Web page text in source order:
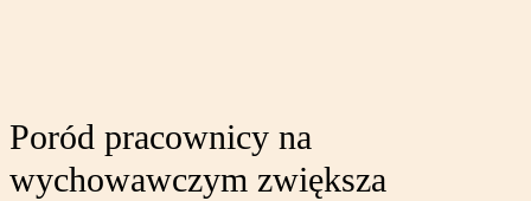
Poród pracownicy na
wychowawczym zwiększa